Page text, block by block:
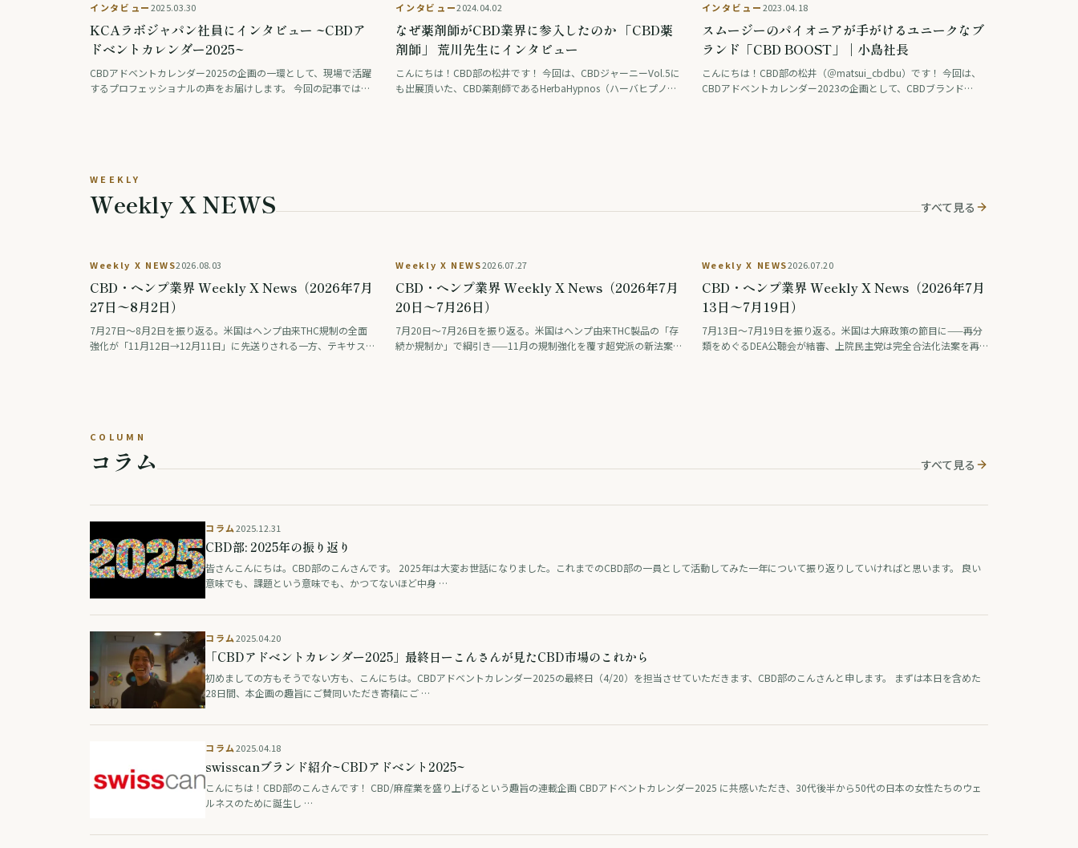
インタビュー2025.03.30
KCAラボジャパン社員にインタビュー ~CBDア
ドベントカレンダー2025~
CBDアドベントカレンダー2025の企画の一環として、現場で活躍
するプロフェッショナルの声をお届けします。 今回の記事では、
インタビュー2024.04.02
なぜ薬剤師がCBD業界に参入したのか 「CBD薬
剤師」 荒川先生にインタビュー
こんにちは！CBD部の松井です！ 今回は、CBDジャーニーVol.5に
も出展頂いた、CBD薬剤師であるHerbaHypnos（ハーバヒプノ
インタビュー2023.04.18
スムージーのパイオニアが手がけるユニークなブ
ランド「CBD BOOST」｜小島社長
こんにちは！CBD部の松井（＠matsui_cbdbu）です！ 今回は、
CBDアドベントカレンダー2023の企画として、CBDブランド
WEEKLY
Weekly X NEWS すべて見る
Weekly X NEWS2026.08.03
CBD・ヘンプ業界 Weekly X News（2026年7月
27日〜8月2日）
7月27日〜8月2日を振り返る。米国はヘンプ由来THC規制の全面
強化が「11月12日→12月11日」に先送りされる一方、テキサス州
Weekly X NEWS2026.07.27
CBD・ヘンプ業界 Weekly X News（2026年7月
20日〜7月26日）
7月20日〜7月26日を振り返る。米国はヘンプ由来THC製品の「存
続か規制か」で綱引き——11月の規制強化を覆す超党派の新法案
Weekly X NEWS2026.07.20
CBD・ヘンプ業界 Weekly X News（2026年7月
13日〜7月19日）
7月13日〜7月19日を振り返る。米国は大麻政策の節目に——再分
類をめぐるDEA公聴会が結審、上院民主党は完全合法化法案を再
COLUMN
コラム すべて見る
コラム2025.12.31
CBD部: 2025年の振り返り
皆さんこんにちは。CBD部のこんさんです。 2025年は大変お世話になりました。これまでのCBD部の一員として活動してみた一年について振り返りしていければと思います。 良い
意味でも、課題という意味でも、かつてないほど中身 …
コラム2025.04.20
「CBDアドベントカレンダー2025」最終日ーこんさんが見たCBD市場のこれから
初めましての方もそうでない方も、こんにちは。CBDアドベントカレンダー2025の最終日（4/20）を担当させていただきます、CBD部のこんさんと申します。 まずは本日を含めた
28日間、本企画の趣旨にご賛同いただき寄稿にご …
コラム2025.04.18
swisscanブランド紹介~CBDアドベント2025~
こんにちは！CBD部のこんさんです！ CBD/麻産業を盛り上げるという趣旨の連載企画 CBDアドベントカレンダー2025 に共感いただき、30代後半から50代の日本の女性たちのウェ
ルネスのために誕生し …